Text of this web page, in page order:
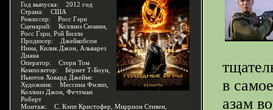
Год выпуска: 2012 год
Страна: США
Режиссер: Росс Гэри
Сценарий: Коллинз Сюзанн,
Росс Гэри, Рэй Билли
Продюсер: Джейкобсон
Нина, Килик Джон, Альварез
Диана
Оператор: Стерн Том
Композитор: Бёрнет Т-Боун,
Ньютон Ховард Джеймс
Художник: Мессина Филип,
Коллинз Джон, Фечтман
Роберт
Монтаж: С. Кэпп Кристофер, Миррион Стивен,
в
азам